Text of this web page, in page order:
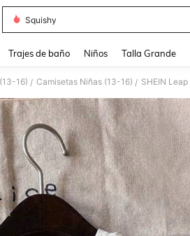
Squishy
Trajes de baño Niños Talla Grande
16) / Camisetas Niñas (13-16) /